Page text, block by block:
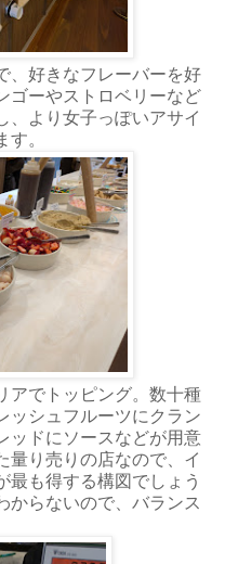
、好きなフレーバーを好
ゴーやストロベリーなど
、より女子っぽいアサイ
。
アでトッピング。数十種
ッシュフルーツにクラン
ッドにソースなどが用意
量り売りの店なので、イ
最も得する構図でしょう
からないので、バランス